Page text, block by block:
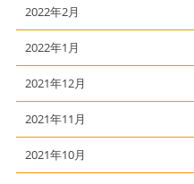
2022年2月
2022年1月
2021年12月
2021年11月
2021年10月